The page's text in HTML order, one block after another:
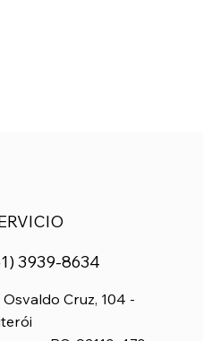
3939-8634
Osvaldo Cruz, 104 -